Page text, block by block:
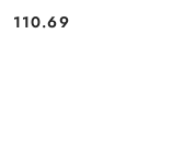
Cena:
110.69